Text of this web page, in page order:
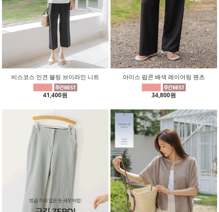
비스코스 인견 블링 브이라인 니트
41,400원
아이스 팝콘 배색 레이어링 팬츠
34,800원